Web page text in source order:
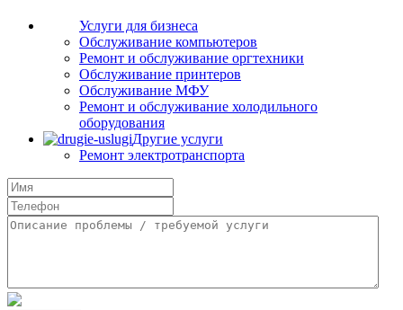
Услуги для бизнеса
Обслуживание компьютеров
Ремонт и обслуживание оргтехники
Обслуживание принтеров
Обслуживание МФУ
Ремонт и обслуживание холодильного
оборудования
Другие услуги
Ремонт электротранспорта